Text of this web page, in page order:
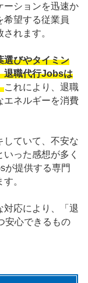
ーションを迅速か
希望する従業員
れます。
選びやタイミン
退職代行Jobsは
これにより、退職
エネルギーを消費
していて、不安な
った感想が多く
が提供する専門
。
対応により、「退
安心できるもの